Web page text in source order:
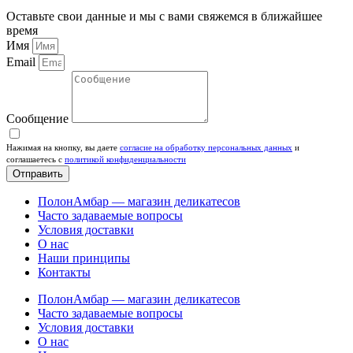
Оставьте свои данные и мы с вами свяжемся в ближайшее
время
Имя
Email
Сообщение
Нажимая на кнопку, вы даете согласие на обработку персональных данных и
соглашаетесь c политикой конфиденциальности
Отправить
ПолонАмбар — магазин деликатесов
Часто задаваемые вопросы
Условия доставки
О нас
Наши принципы
Контакты
ПолонАмбар — магазин деликатесов
Часто задаваемые вопросы
Условия доставки
О нас